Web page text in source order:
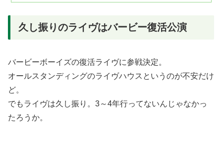
久し振りのライヴはバービー復活公演
バービーボーイズの復活ライヴに参戦決定。
オールスタンディングのライヴハウスというのが不安だけ
ど。
でもライヴは久し振り。3～4年行ってないんじゃなかっ
たろうか。